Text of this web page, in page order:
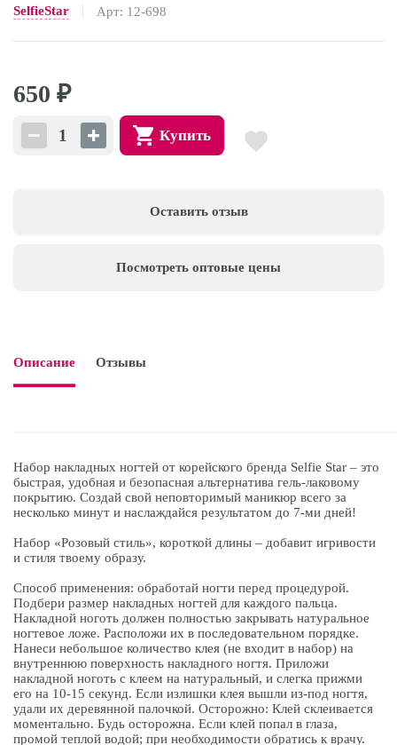
Оставить отзыв
Посмотреть оптовые цены
SelfieStar
Арт: 12-698
650 ₽
Купить
Описание Отзывы
Набор накладных ногтей от корейского бренда Selfie Star – это
быстрая, удобная и безопасная альтернатива гель-лаковому
покрытию. Создай свой неповторимый маникюр всего за
несколько минут и наслаждайся результатом до 7-ми дней!
Набор «Розовый стиль», короткой длины – добавит игривости
и стиля твоему образу.
Способ применения: обработай ногти перед процедурой.
Подбери размер накладных ногтей для каждого пальца.
Накладной ноготь должен полностью закрывать натуральное
ногтевое ложе. Расположи их в последовательном порядке.
Нанеси небольшое количество клея (не входит в набор) на
внутреннюю поверхность накладного ногтя. Приложи
накладной ноготь с клеем на натуральный, и слегка прижми
его на 10-15 секунд. Если излишки клея вышли из-под ногтя,
удали их деревянной палочкой. Осторожно: Клей склеивается
моментально. Будь осторожна. Если клей попал в глаза,
промой теплой водой; при необходимости обратись к врачу.